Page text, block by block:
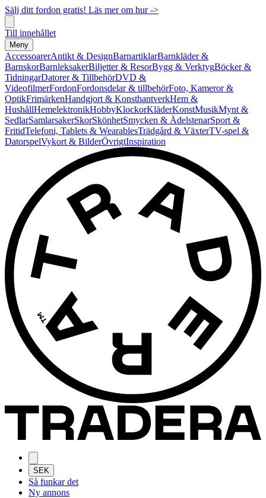
Sälj ditt fordon gratis! Läs mer om hur ->
Till innehållet
Meny
AccessoarerAntikt & DesignBarnartiklarBarnkläder &
BarnskorBarnleksakerBiljetter & ResorBygg & VerktygBöcker &
TidningarDatorer & TillbehörDVD &
VideofilmerFordonFordonsdelar & tillbehörFoto, Kameror &
OptikFrimärkenHandgjort & KonsthantverkHem &
HushållHemelektronikHobbyKlockorKläderKonstMusikMynt &
SedlarSamlarsakerSkorSkönhetSmycken & ÄdelstenarSport &
FritidTelefoni, Tablets & WearablesTrädgård & VäxterTV-spel &
DatorspelVykort & BilderÖvrigtInspiration
SEK
Så funkar det
Ny annons